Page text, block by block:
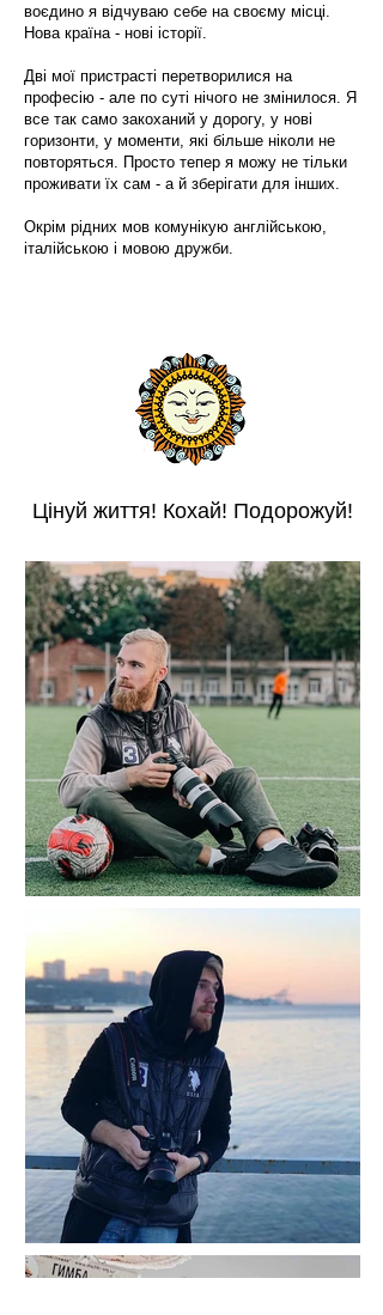
воєдино я відчуваю себе на своєму місці.
Нова країна - нові історії.
Дві мої пристрасті перетворилися на
професію - але по суті нічого не змінилося. Я
все так само закоханий у дорогу, у нові
горизонти, у моменти, які більше ніколи не
повторяться. Просто тепер я можу не тільки
проживати їх сам - а й зберігати для інших.
Окрім рідних мов комунікую англійською,
італійською і мовою дружби.
Цінуй життя! Кохай! Подорожуй!